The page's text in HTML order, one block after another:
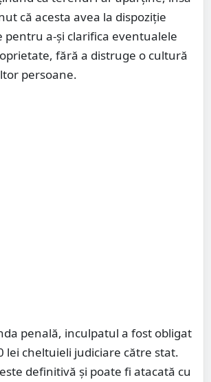
că acesta avea la dispoziție
pentru a-și clarifica eventualele
fără a distruge o cultură
persoane.
penală, inculpatul a fost obligat
lei cheltuieli judiciare către stat.
definitivă și poate fi atacată cu